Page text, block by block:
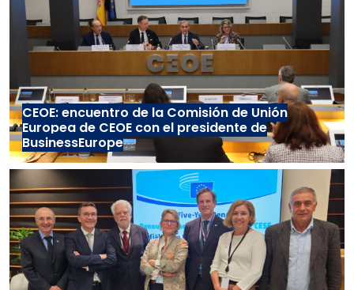
CEOE: encuentro de la Comisión de Unión
Europea de CEOE con el presidente de
BusinessEurope